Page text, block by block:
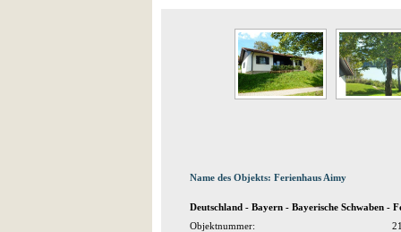
Name des Objekts: Ferienhaus Aimy
Deutschland - Bayern - Bayerische Schwaben -
Objektnummer: